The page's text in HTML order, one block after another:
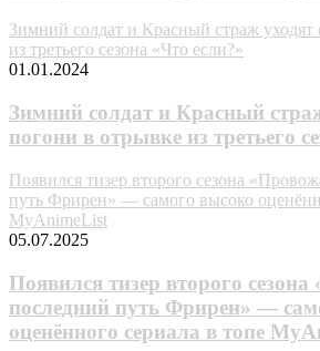
Зимний солдат и Красный страж уходят
из третьего сезона «Что если?»
01.01.2024
Зимний солдат и Красный
погони в отрывке из третьего
Появился тизер второго сезона
путь Фрирен» — самого высоко
MyAnimeList
05.07.2025
Появился тизер второго
последний путь Фрирен» —
оценённого сериала в топе